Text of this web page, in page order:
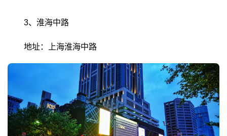
3、淮海中路
地址：上海淮海中路